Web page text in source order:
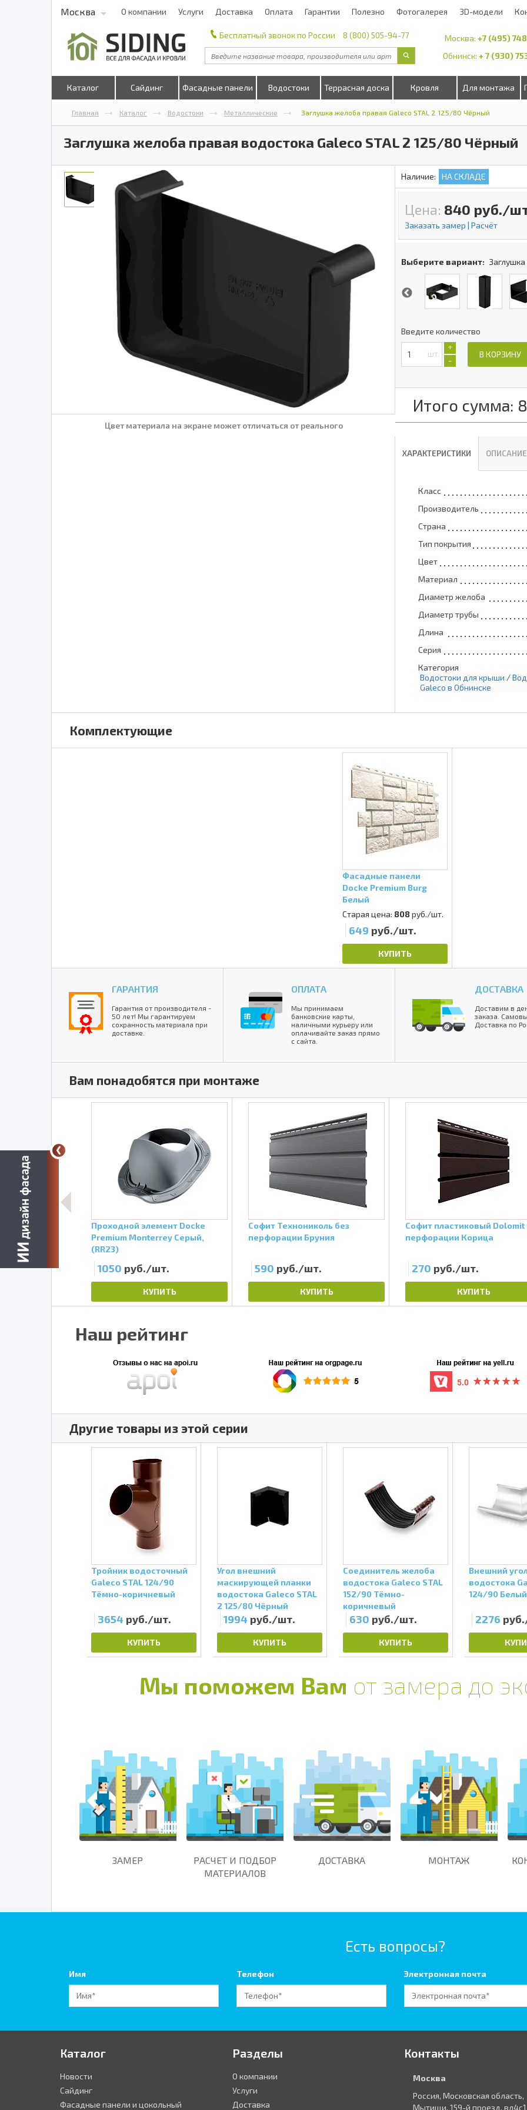
Москва О компании Услуги Доставка Оплата Гарантии Полезно Фотогалерея 3D-модели
Бесплатный звонок по России 8 (800) 505-94-77 Москва: +7 (495)
Обнинск: + 7 (930)
Каталог Сайдинг Фасадные панели Водостоки Террасная доска Кровля Для монтажа
Главная Каталог Водостоки Металлические Заглушка желоба правая Galeco STAL 2 125/80 Чёрный
Заглушка желоба правая водостока Galeco STAL 2 125/80 Чёрный
Цвет материала на экране может отличаться от реального
Наличие: НА СКЛАДЕ
Цена: 840 руб./
Заказать замер | Расчёт
Выберите вариант:
Введите количество
шт.
+
-
В КОРЗИНУ
Итого сумма:
ХАРАКТЕРИСТИКИ ОПИСАНИЕ
Класс
Производитель
Страна
Тип покрытия
Цвет
Материал
Диаметр желоба
Диаметр трубы
Длина
Серия
Категория
Водостоки для крыши /
Galeco в Обнинске
Комплектующие
Фасадные панели
Docke Premium Burg
Белый
Старая цена: 808руб./шт.
649 руб./шт.
КУПИТЬ
ГАРАНТИЯ
Гарантия от производителя -
50 лет! Мы гарантируем
сохранность материала при
доставке.
ОПЛАТА
Мы принимаем
банковские карты,
наличными курьеру или
оплачивайте заказ прямо
с сайта.
ДОСТАВКА
Доставим в
заказа.
Доставка по
Вам понадобятся при монтаже
Венге
Проходной элемент Docke
Premium Monterrey Серый,
(RR23)
1050 руб./шт.
КУПИТЬ
Софит Технониколь без
перфорации Бруния
590 руб./шт.
КУПИТЬ
Софит пластиковый Dolomit
перфорации Корица
270 руб./шт.
КУПИТЬ
Наш рейтинг
Другие товары из этой серии
Тройник водосточный
Galeco STAL 124/90
Тёмно-коричневый
3654 руб./шт.
КУПИТЬ
Угол внешний
маскирующей планки
водостока Galeco STAL
2 125/80 Чёрный
1994 руб./шт.
КУПИТЬ
Соединитель желоба
водостока Galeco STAL
152/90 Тёмно-
коричневый
630 руб./шт.
КУПИТЬ
Внешний
водостока
124/90 Белый
2276
Мы поможем Вам от замера до
ЗАМЕР
РАСЧЕТ И ПОДБОР
МАТЕРИАЛОВ
ДОСТАВКА МОНТАЖ
Есть вопросы?
Имя Телефон Электронная почта
Каталог
Новости
Сайдинг
Фасадные панели и цокольный
Разделы
О компании
Услуги
Доставка
Контакты
Москва
Россия, Московская область,
Мытищи, 159-й проезд, вл4с1